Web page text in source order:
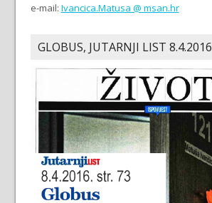
e-mail: Ivancica.Matusa @ msan.hr
GLOBUS, JUTARNJI LIST 8.4.2016